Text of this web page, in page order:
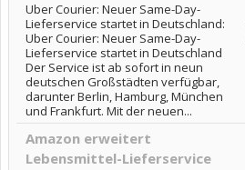
Uber Courier: Neuer Same-Day-
Lieferservice startet in Deutschland:
Uber Courier: Neuer Same-Day-
Lieferservice startet in Deutschland
Der Service ist ab sofort in neun
deutschen Großstädten verfügbar,
darunter Berlin, Hamburg, München
und Frankfurt. Mit der neuen...
Amazon erweitert
Lebensmittel-Lieferservice